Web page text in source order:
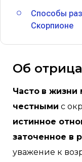
Способы
Скорпионе
Об
Часто в жизни
честными с
истинное
заточенное в
уважение к